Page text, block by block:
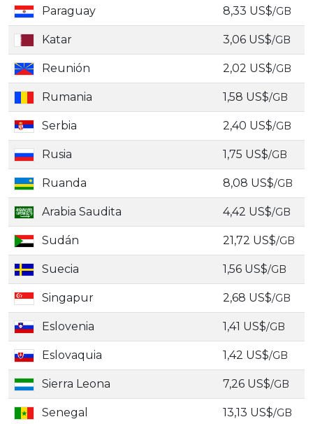
Paraguay 8,33 US$/GB
Katar 3,06 US$/GB
Reunión 2,02 US$/GB
Rumania 1,58 US$/GB
Serbia 2,40 US$/GB
Rusia 1,75 US$/GB
Ruanda 8,08 US$/GB
Arabia Saudita 4,42 US$/GB
Sudán 21,72 US$/GB
Suecia 1,56 US$/GB
Singapur 2,68 US$/GB
Eslovenia 1,41 US$/GB
Eslovaquia 1,42 US$/GB
Sierra Leona 7,26 US$/GB
Senegal 13,13 US$/GB